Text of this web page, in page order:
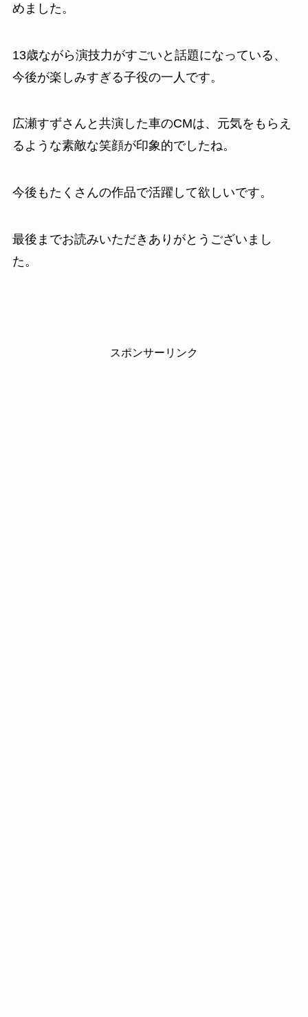
めました。
13歳ながら演技力がすごいと話題になっている、
今後が楽しみすぎる子役の一人です。
広瀬すずさんと共演した車のCMは、元気をもらえ
るような素敵な笑顔が印象的でしたね。
今後もたくさんの作品で活躍して欲しいです。
最後までお読みいただきありがとうございまし
た。
スポンサーリンク